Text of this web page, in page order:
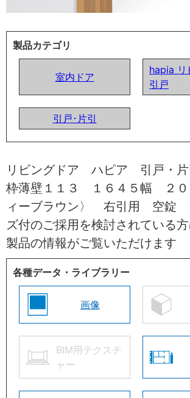
製品カテゴリ
室内ドア
hapia リ
引戸
引戸･片引
リビングドア ハピア 引戸・
枠薄壁１１３ １６４５幅 ２
ィーブラウン〉 右引用 空錠
ズ付のご採用を検討されている
製品の情報がご覧いただけます
各種データ・ライブラリー
画像
BIM用テクスチ
ャー